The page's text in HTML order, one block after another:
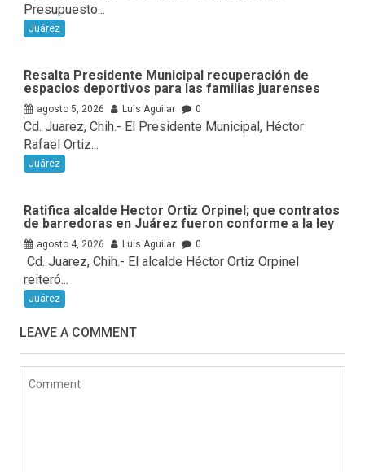
Presupuesto...
Juárez
Resalta Presidente Municipal recuperación de
espacios deportivos para las familias juarenses
agosto 5, 2026 Luis Aguilar 0
Cd. Juarez, Chih.- El Presidente Municipal, Héctor
Rafael Ortiz...
Juárez
Ratifica alcalde Hector Ortiz Orpinel; que contratos
de barredoras en Juárez fueron conforme a la ley
agosto 4, 2026 Luis Aguilar 0
Cd. Juarez, Chih.- El alcalde Héctor Ortiz Orpinel
reiteró...
Juárez
LEAVE A COMMENT